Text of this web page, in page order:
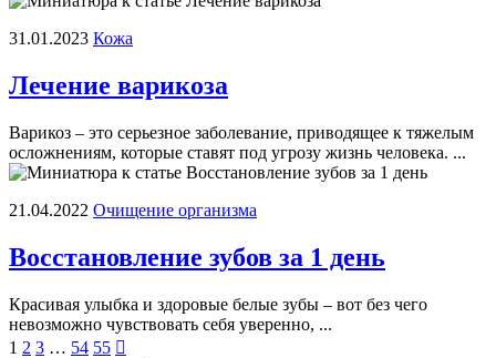
31.01.2023 Кожа
Лечение варикоза
Варикоз – это серьезное заболевание, приводящее к тяжелым
осложнениям, которые ставят под угрозу жизнь человека. ...
21.04.2022 Очищение организма
Восстановление зубов за 1 день
Красивая улыбка и здоровые белые зубы – вот без чего
невозможно чувствовать себя уверенно, ...
Пагинация
1 2 3 … 54 55 